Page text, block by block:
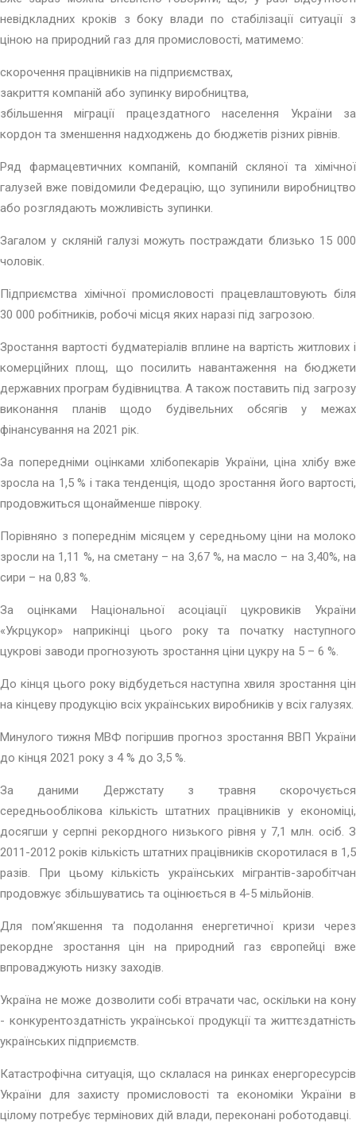
невідкладних кроків з боку влади по стабілізації ситуації з
ціною на природний газ для промисловості, матимемо:
скорочення працівників на підприємствах,
закриття компаній або зупинку виробництва,
збільшення міграції працездатного населення України за
кордон та зменшення надходжень до бюджетів різних рівнів.
Ряд фармацевтичних компаній, компаній скляної та хімічної
галузей вже повідомили Федерацію, що зупинили виробництво
або розглядають можливість зупинки.
Загалом у скляній галузі можуть постраждати близько 15 000
чоловік.
Підприємства хімічної промисловості працевлаштовують біля
30 000 робітників, робочі місця яких наразі під загрозою.
Зростання вартості будматеріалів вплине на вартість житлових і
комерційних площ, що посилить навантаження на бюджети
державних програм будівництва. А також поставить під загрозу
виконання планів щодо будівельних обсягів у межах
фінансування на 2021 рік.
За попередніми оцінками хлібопекарів України, ціна хлібу вже
зросла на 1,5 % і така тенденція, щодо зростання його вартості,
продовжиться щонайменше півроку.
Порівняно з попереднім місяцем у середньому ціни на молоко
зросли на 1,11 %, на сметану – на 3,67 %, на масло – на 3,40%, на
сири – на 0,83 %.
За оцінками Національної асоціації цукровиків України
«Укрцукор» наприкінці цього року та початку наступного
цукрові заводи прогнозують зростання ціни цукру на 5 – 6 %.
До кінця цього року відбудеться наступна хвиля зростання цін
на кінцеву продукцію всіх українських виробників у всіх галузях.
Минулого тижня МВФ погіршив прогноз зростання ВВП України
до кінця 2021 року з 4 % до 3,5 %.
За даними Держстату з травня скорочується
середньооблікова кількість штатних працівників у економіці,
досягши у серпні рекордного низького рівня у 7,1 млн. осіб. З
2011-2012 років кількість штатних працівників скоротилася в 1,5
разів. При цьому кількість українських мігрантів-заробітчан
продовжує збільшуватись та оцінюється в 4-5 мільйонів.
Для пом’якшення та подолання енергетичної кризи через
рекордне зростання цін на природний газ європейці вже
впроваджують низку заходів.
Україна не може дозволити собі втрачати час, оскільки на кону
- конкурентоздатність української продукції та життєздатність
українських підприємств.
Катастрофічна ситуація, що склалася на ринках енергоресурсів
України для захисту промисловості та економіки України в
цілому потребує термінових дій влади, переконані роботодавці.